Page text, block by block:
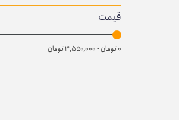
قیمت
۰ تومان - ۳,۵۵۰,۰۰۰ تومان